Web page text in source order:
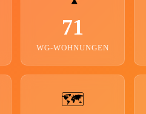
71
WG-WOHNUNGEN
🗺️